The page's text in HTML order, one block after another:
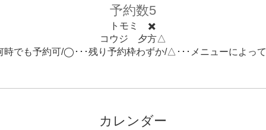
予約数5
トモミ ✖️
コウジ 夕方△
でも予約可/◯･･･残り予約枠わずか/△･･･メニューによっ
カレンダー